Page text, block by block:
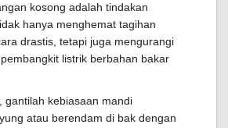
kosong adalah tindakan
hanya menghemat tagihan
drastis, tetapi juga mengurangi
listrik berbahan bakar
gantilah kebiasaan mandi
atau berendam di bak dengan